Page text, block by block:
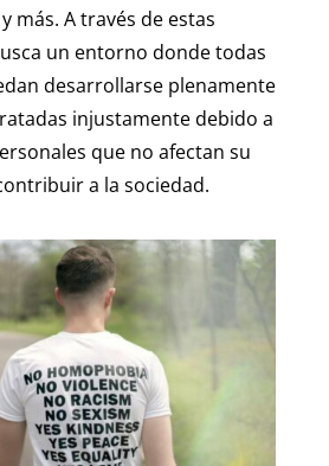
más. A través de estas
un entorno donde todas
desarrollarse plenamente
injustamente debido a
que no afectan su
a la sociedad.